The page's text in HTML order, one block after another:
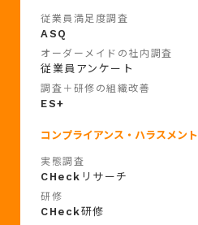
従業員満足度調査
ASQ
オーダーメイドの社内調査
従業員アンケート
調査＋研修の組織改善
ES+
コンプライアンス・ハラスメント
実態調査
CHeck リサーチ
研修
CHeck研修